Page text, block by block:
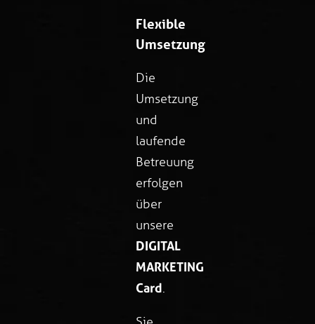
Flexible
Umsetzung
Die
Umsetzung
und
laufende
Betreuung
erfolgen
über
unsere
DIGITAL
MARKETING
Card.